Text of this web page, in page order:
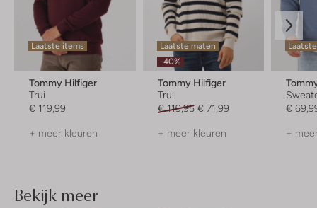
Laatste items
Tommy Hilfiger
Trui
€ 119,99
+ meer kleuren
Laatste maten
-40%
Tommy Hilfiger
Trui
€ 119,95 € 71,99
+ meer kleuren
€
+
Bekijk meer